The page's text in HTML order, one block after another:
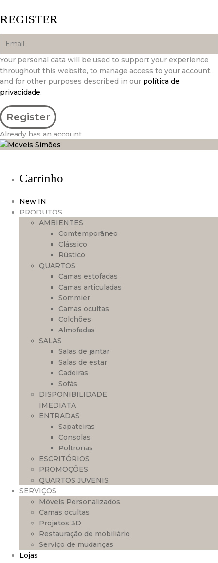
REGISTER
Your personal data will be used to support your experience
throughout this website, to manage access to your account,
and for other purposes described in our política de
privacidade.
Already has an account
Carrinho
New IN
PRODUTOS
AMBIENTES
Comtemporâneo
Clássico
Rústico
QUARTOS
Camas estofadas
Camas articuladas
Sommier
Camas ocultas
Colchões
Almofadas
SALAS
Salas de jantar
Salas de estar
Cadeiras
Sofás
DISPONIBILIDADE
IMEDIATA
ENTRADAS
Sapateiras
Consolas
Poltronas
ESCRITÓRIOS
PROMOÇÕES
QUARTOS JUVENIS
SERVIÇOS
Móveis Personalizados
Camas ocultas
Projetos 3D
Restauração de mobiliário
Serviço de mudanças
Lojas